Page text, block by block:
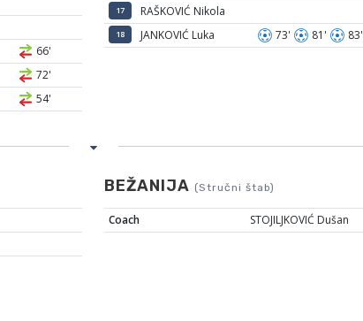
66'
72'
54'
17 RAŠKOVIĆ Nikola
18 JANKOVIĆ Luka 73' 81' 83'
BEŽANIJA (Stručni štab)
Coach STOJILJKOVIĆ Dušan